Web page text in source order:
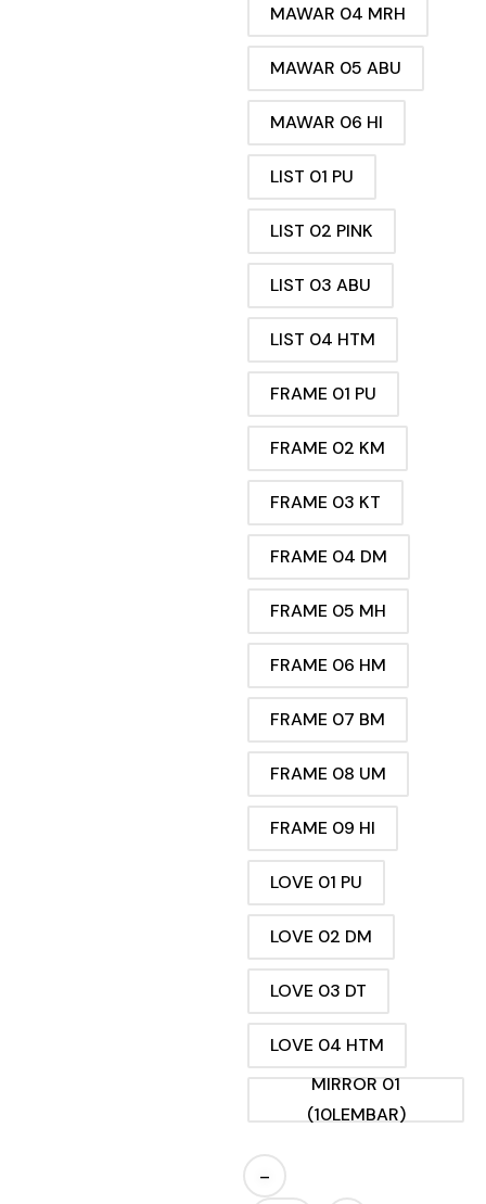
MAWAR 04 MRH
MAWAR 05 ABU
MAWAR 06 HI
LIST 01 PU
LIST 02 PINK
LIST 03 ABU
LIST 04 HTM
FRAME 01 PU
FRAME 02 KM
FRAME 03 KT
FRAME 04 DM
FRAME 05 MH
FRAME 06 HM
FRAME 07 BM
FRAME 08 UM
FRAME 09 HI
LOVE 01 PU
LOVE 02 DM
LOVE 03 DT
LOVE 04 HTM
MIRROR 01
(10LEMBAR)
-